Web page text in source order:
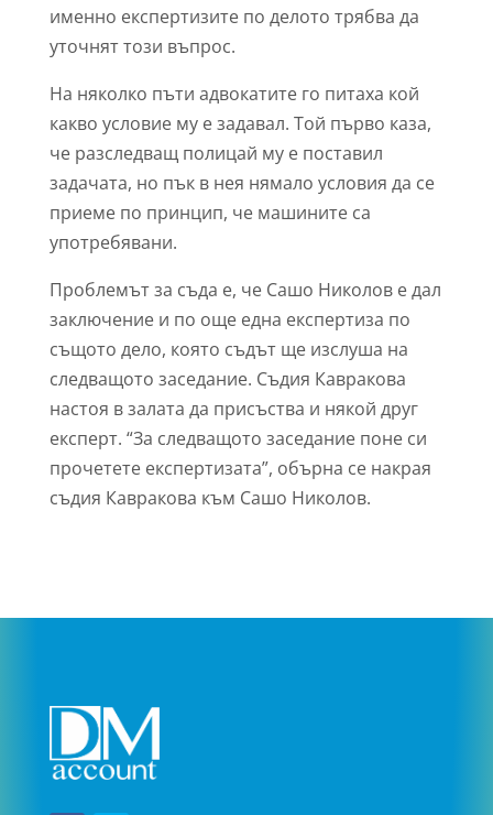
именно експертизите по делото трябва да
уточнят този въпрос.
На няколко пъти адвокатите го питаха кой
какво условие му е задавал. Той първо каза,
че разследващ полицай му е поставил
задачата, но пък в нея нямало условия да се
приеме по принцип, че машините са
употребявани.
Проблемът за съда е, че Сашо Николов е дал
заключение и по още една експертиза по
същото дело, която съдът ще изслуша на
следващото заседание. Съдия Кавракова
настоя в залата да присъства и някой друг
експерт. “За следващото заседание поне си
прочетете експертизата”, обърна се накрая
съдия Кавракова към Сашо Николов.